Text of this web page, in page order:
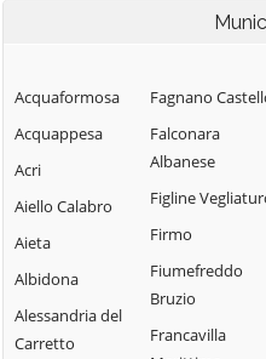
Acquaformosa
Acquappesa
Acri
Aiello Calabro
Aieta
Albidona
Alessandria del
Carretto
Fagnano
Falconara
Albanese
Figline
Firmo
Fiumefreddo
Bruzio
Francavilla